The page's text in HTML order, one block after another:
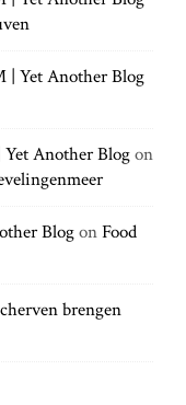
Yet Another Blog
Another Blogon
BlogonFood
brengen